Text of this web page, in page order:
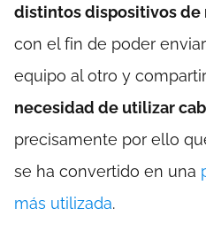
distintos dispositivos de
con el fin de poder
equipo al otro y
necesidad de utilizar
precisamente por ello
se ha convertido en una
más utilizada.